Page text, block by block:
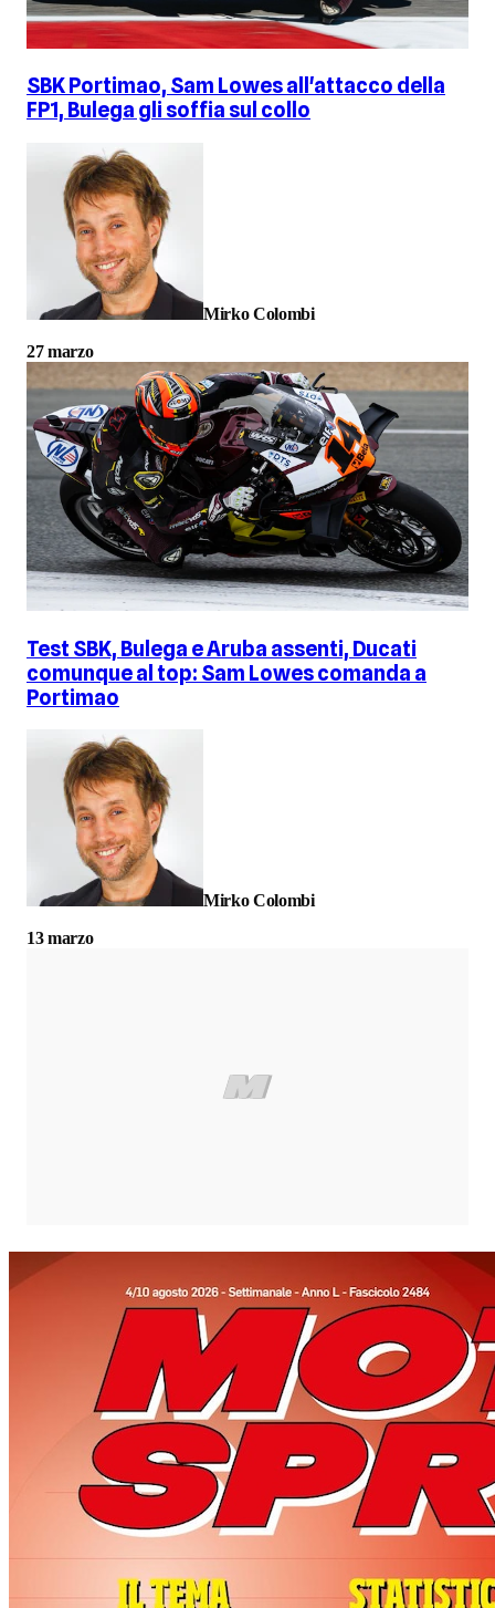
SBK Portimao, Sam Lowes all'attacco della
FP1, Bulega gli soffia sul collo
Mirko Colombi
27 marzo
Test SBK, Bulega e Aruba assenti, Ducati
comunque al top: Sam Lowes comanda a
Portimao
Mirko Colombi
13 marzo